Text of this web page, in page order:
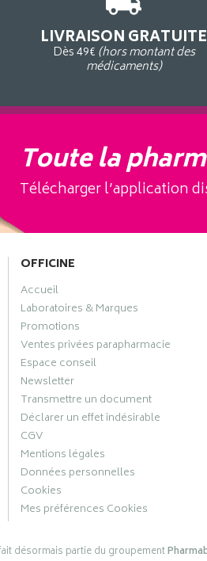
LIVRAISON GRATUITE
Dès 49€ (hors montant des
médicaments)
Toute la
Télécharger l’application
OFFICINE
Accueil
Laboratoires & Marques
Promotions
Ventes privées parapharmacie
Espace conseil
Newsletter
Transmettre un document
Déclarer un effet indésirable
CGV
Mentions légales
Données personnelles
Cookies
Mes préférences Cookies
désormais partie du groupement